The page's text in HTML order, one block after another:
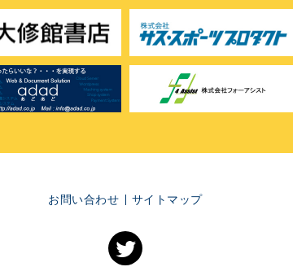
お問い合わせ サイトマップ